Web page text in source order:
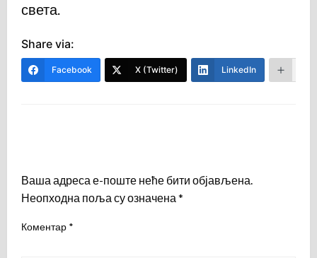
света.
Share via:
Facebook X (Twitter) LinkedIn
Ваша адреса е-поште неће бити објављена.
Неопходна поља су означена *
Коментар *